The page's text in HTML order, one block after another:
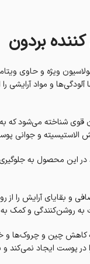
بردون
آلودگی‌ها و مواد
الاستیسیته و جوانی
در این محصول به
به روشن‌کنندگی و کمک
چین و چروک‌ها و
پوست ایجاد نمی‌کند